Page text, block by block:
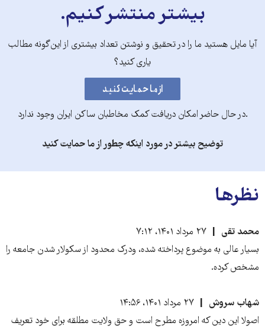
بیشتر منتشر کنیم.
آیا مایل هستید ما را در تحقیق و نوشتن تعداد بیشتری از این‌گونه مطالب
یاری کنید؟
.در حال حاضر امکان دریافت کمک مخاطبان ساکن ایران وجود ندارد
توضیح بیشتر در مورد اینکه چطور از ما حمایت کنید
نظرها
محمد تقی
۲۷ مرداد ۱۴۰۱، ۷:۱۲
بسیار عالی به موضوع پرداخته شده، ودرک محدود از سکولار شدن جامعه را
مشخص کرده.
شهاب سروش
۲۷ مرداد ۱۴۰۱، ۱۴:۵۶
اصولا این دین که امروزه مطرح است و حق ولایت مطلقه برای خود تعریف